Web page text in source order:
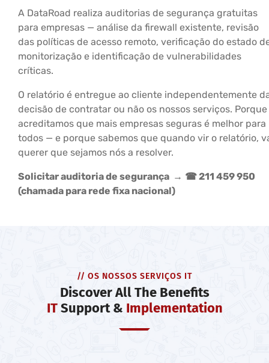
A DataRoad realiza auditorias de segurança gratuitas
para empresas — análise da firewall existente, revisão
das políticas de acesso remoto, verificação do estado
monitorização e identificação de vulnerabilidades
críticas.
O relatório é entregue ao cliente independentemente
decisão de contratar ou não os nossos serviços. Porque
acreditamos que mais empresas seguras é melhor para
todos — e porque sabemos que quando vir o relatório,
querer que sejamos nós a resolver.
Solicitar auditoria de segurança → ☎ 211 459 950
(chamada para rede fixa nacional)
// OS NOSSOS SERVIÇOS IT
Discover All The Benefits
ITSupport & Implementation